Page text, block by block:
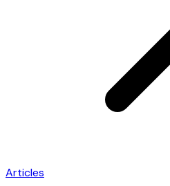
Articles